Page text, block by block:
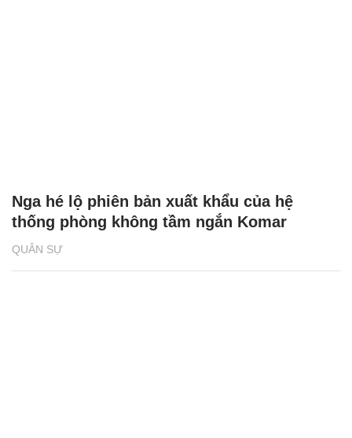
QUÂN SỰ
Nga hé lộ phiên bản xuất khẩu của hệ
thống phòng không tầm ngắn Komar